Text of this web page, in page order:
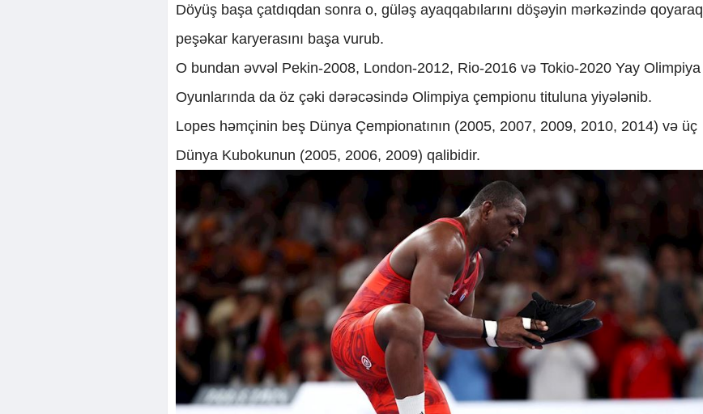
Döyüş başa çatdıqdan sonra o, güləş ayaqqabılarını döşəyin mərkəzində qoyaraq
peşəkar karyerasını başa vurub.
O bundan əvvəl Pekin-2008, London-2012, Rio-2016 və Tokio-2020 Yay Olimpiya
Oyunlarında da öz çəki dərəcəsində Olimpiya çempionu tituluna yiyələnib.
Lopes həmçinin beş Dünya Çempionatının (2005, 2007, 2009, 2010, 2014) və üç
Dünya Kubokunun (2005, 2006, 2009) qalibidir.